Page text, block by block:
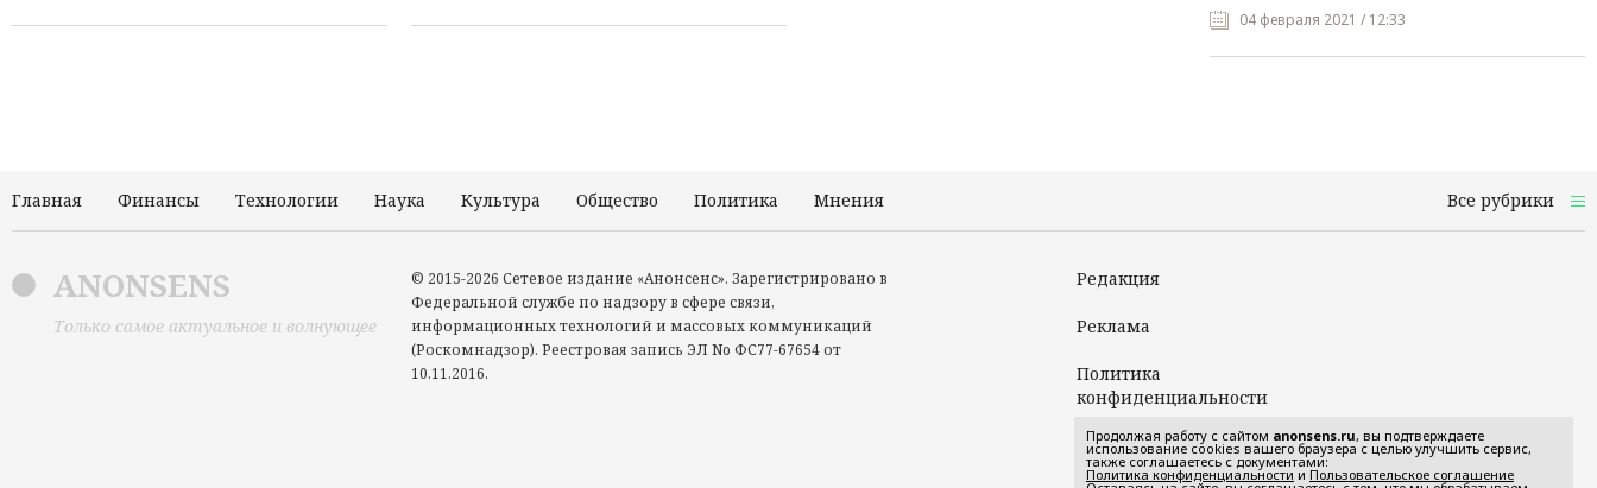
04 февраля 2021 / 12:33
Главная Финансы Технологии Наука Культура Общество Политика Мнения Все рубрики
ANONSENS
Только самое актуальное и волнующее
© 2015-2026 Сетевое издание «Анонсенс». Зарегистрировано в
Федеральной службе по надзору в сфере связи,
информационных технологий и массовых коммуникаций
(Роскомнадзор). Реестровая запись ЭЛ No ФС77-67654 от
10.11.2016.
Редакция
Реклама
Политика
конфиденциальности
Пользовательское
соглашение
Продолжая работу с сайтом anonsens.ru, вы подтверждаете
использование cookies вашего браузера с целью улучшить сервис,
также соглашаетесь с документами:
Политика конфиденциальности и Пользовательское соглашение